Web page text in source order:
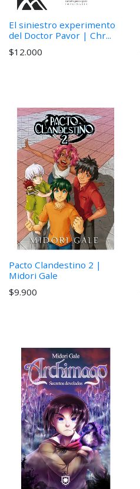
El siniestro experimento
del Doctor Pavor | Chr...
$12.000
Pacto Clandestino 2 |
Midori Gale
$9.900